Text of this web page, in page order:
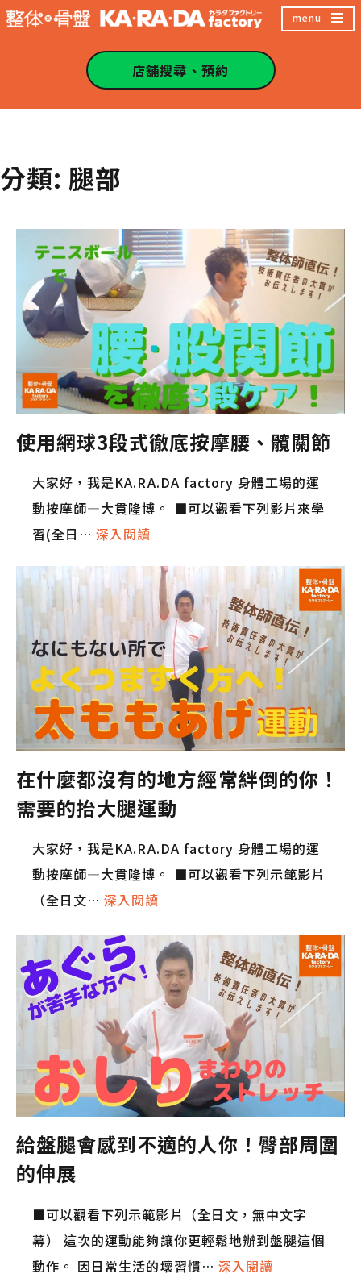
跳
容
menu
店舖搜尋、預約
分類: 腿部
使用網球3段式徹底按摩腰、髖關節
大家好，我是KA.RA.DA factory 身體工場的運
動按摩師—大貫隆博。 ■可以觀看下列影片來學
習(全日…深入閱讀
在什麼都沒有的地方經常絆倒的你！
需要的抬大腿運動
大家好，我是KA.RA.DA factory 身體工場的運
動按摩師—大貫隆博。 ■可以觀看下列示範影片
（全日文…深入閱讀
給盤腿會感到不適的人你！臀部周圍
的伸展
■可以觀看下列示範影片（全日文，無中文字
幕） 這次的運動能夠讓你更輕鬆地辦到盤腿這個
動作。 因日常生活的壞習慣… 深入閱讀